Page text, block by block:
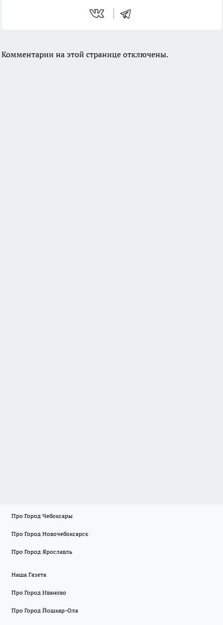
Комментарии на этой странице отключены.
Про Город Чебоксары
Про Город Новочебоксарск
Про Город Ярославль
Наша Газета
Про Город Иваново
Про Город Йошкар-Ола